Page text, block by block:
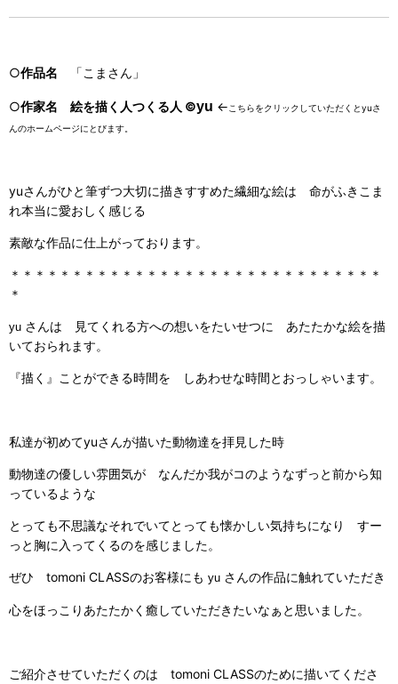
○作品名 「こまさん」
○作家名 絵を描く人つくる人 ©yu ← こちらをクリックしていただくとyuさ
んのホームページにとびます。
yuさんがひと筆ずつ大切に描きすすめた繊細な絵は 命がふきこま
れ本当に愛おしく感じる
素敵な作品に仕上がっております。
＊＊＊＊＊＊＊＊＊＊＊＊＊＊＊＊＊＊＊＊＊＊＊＊＊＊＊＊＊＊
＊
yu さんは 見てくれる方への想いをたいせつに あたたかな絵を描
いておられます。
『描く』ことができる時間を しあわせな時間とおっしゃいます。
私達が初めてyuさんが描いた動物達を拝見した時
動物達の優しい雰囲気が なんだか我がコのようなずっと前から知
っているような
とっても不思議なそれでいてとっても懐かしい気持ちになり すー
っと胸に入ってくるのを感じました。
ぜひ tomoni CLASSのお客様にも yu さんの作品に触れていただき
心をほっこりあたたかく癒していただきたいなぁと思いました。
ご紹介させていただくのは tomoni CLASSのために描いてくださ